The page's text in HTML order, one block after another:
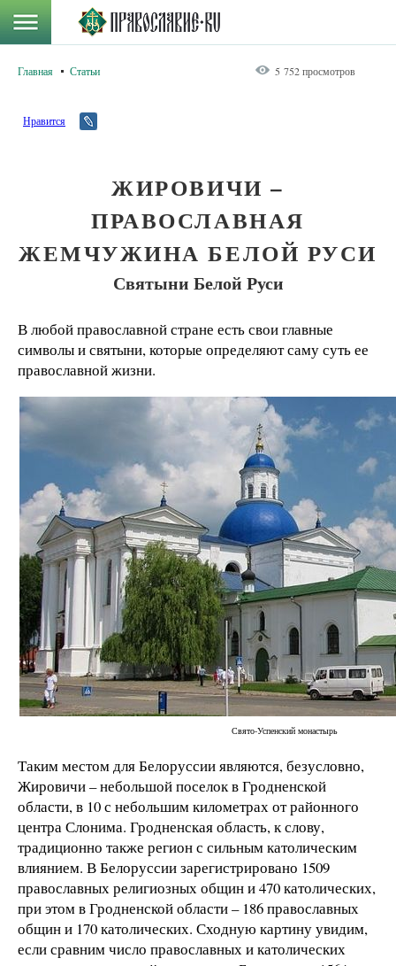
Главная Статьи 5 752 просмотров
Нравится
ЖИРОВИЧИ –
ПРАВОСЛАВНАЯ
ЖЕМЧУЖИНА БЕЛОЙ РУСИ
Святыни Белой Руси
В любой православной стране есть свои главные
символы и святыни, которые определяют саму суть ее
православной жизни.
Свято-Успенский монастырь
Таким местом для Белоруссии являются, безусловно,
Жировичи – небольшой поселок в Гродненской
области, в 10 с небольшим километрах от районного
центра Слонима. Гродненская область, к слову,
традиционно также регион с сильным католическим
влиянием. В Белоруссии зарегистрировано 1509
православных религиозных общин и 470 католических,
при этом в Гродненской области – 186 православных
общин и 170 католических. Сходную картину увидим,
если сравним число православных и католических